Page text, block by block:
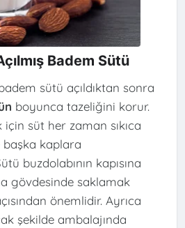
Badem Sütü
sütü açıldıktan sonra
boyunca tazeliğini korur.
süt her zaman sıkıca
başka kaplara
buzdolabının kapısına
gövdesinde saklamak
önemlidir. Ayrıca
şekilde ambalajında